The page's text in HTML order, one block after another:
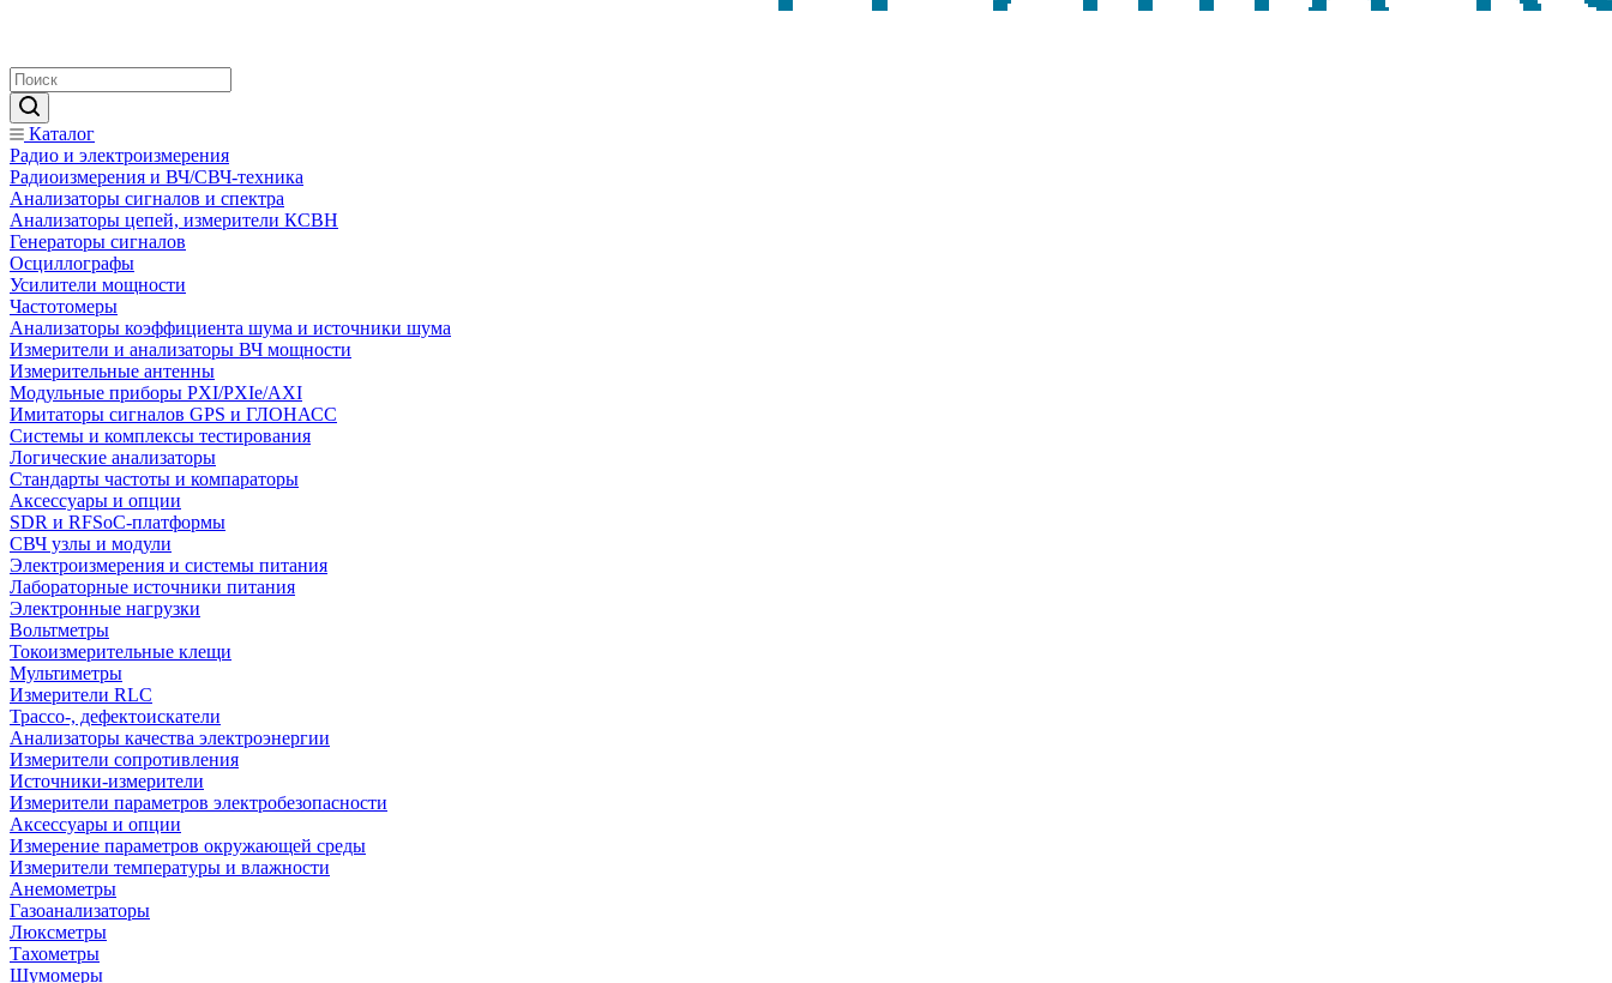
Каталог
Радио и электроизмерения
Радиоизмерения и ВЧ/СВЧ-техника
Анализаторы сигналов и спектра
Анализаторы цепей, измерители КСВН
Генераторы сигналов
Осциллографы
Усилители мощности
Частотомеры
Анализаторы коэффициента шума и источники шума
Измерители и анализаторы ВЧ мощности
Измерительные антенны
Модульные приборы PXI/PXIe/AXI
Имитаторы сигналов GPS и ГЛОНАСС
Системы и комплексы тестирования
Логические анализаторы
Стандарты частоты и компараторы
Аксессуары и опции
SDR и RFSoC‑платформы
СВЧ узлы и модули
Электроизмерения и системы питания
Лабораторные источники питания
Электронные нагрузки
Вольтметры
Токоизмерительные клещи
Мультиметры
Измерители RLC
Трассо-, дефектоискатели
Анализаторы качества электроэнергии
Измерители сопротивления
Источники-измерители
Измерители параметров электробезопасности
Аксессуары и опции
Измерение параметров окружающей среды
Измерители температуры и влажности
Анемометры
Газоанализаторы
Люксметры
Тахометры
Шумомеры